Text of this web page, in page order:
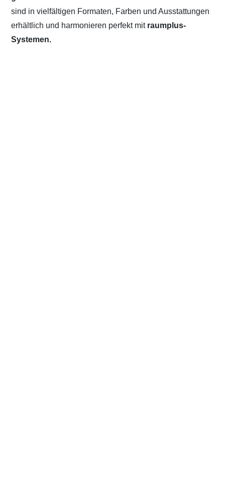
sind in vielfältigen Formaten, Farben und Ausstattungen
erhältlich und harmonieren perfekt mit raumplus-
Systemen.